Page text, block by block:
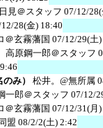
見＠スタッフ 07/12/
28(金) 18:40
＠玄霧藩国 07/12/29(土
高原鋼一郎＠スタッフ
み）
松井。@無所属
一郎＠スタッフ 07/12/
＠玄霧藩国 07/12/31(月
盟 08/2/2(土) 2:42